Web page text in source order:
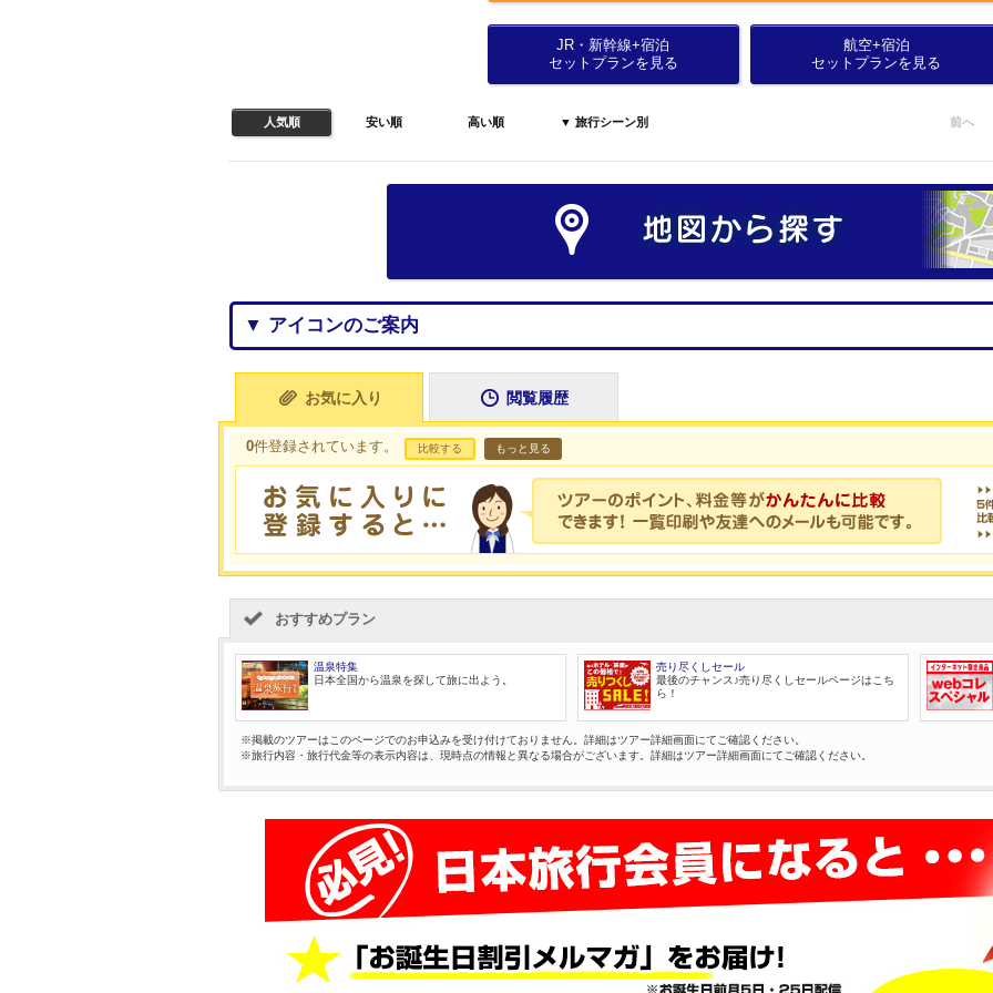
JR・新幹線+宿泊
セットプランを見る
航空+宿泊
セットプランを見る
人気順 安い順 高い順 ▼ 旅行シーン別 前へ
▼ アイコンのご案内
お気に入り 閲覧履歴
0件登録されています。 比較する もっと見る
おすすめプラン
温泉特集
日本全国から温泉を探して旅に出よう。
売り尽くしセール
最後のチャンス♪売り尽くしセールページはこち
ら！
※掲載のツアーはこのページでのお申込みを受け付けておりません。詳細はツアー詳細画面にてご確認ください。
※旅行内容・旅行代金等の表示内容は、現時点の情報と異なる場合がございます。詳細はツアー詳細画面にてご確認ください。